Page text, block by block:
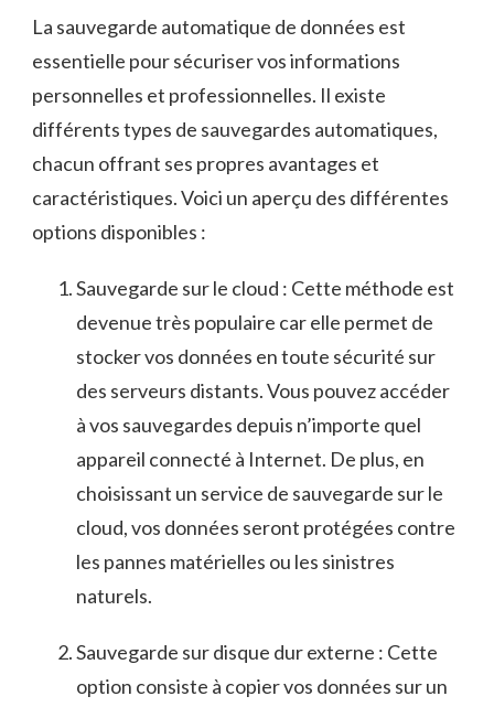
La sauvegarde⁤ automatique de données⁢ est
essentielle pour sécuriser vos informations
personnelles et professionnelles. Il ​existe
différents⁢ types de sauvegardes‌ automatiques,
chacun offrant ses propres ⁣avantages et
caractéristiques. Voici⁣ un aperçu ⁣des‍ différentes
‌options disponibles ‌:
Sauvegarde sur⁣ le cloud : Cette méthode ​est
devenue ​très populaire‍ car elle ⁣permet de
stocker vos données‍ en toute sécurité sur⁢
des serveurs distants. ​Vous ⁣pouvez accéder
à vos sauvegardes depuis⁣ n’importe ‍quel
appareil connecté à ⁢Internet. De plus, en‌
choisissant un​ service de ​sauvegarde sur le
cloud, vos données seront protégées contre
‍les pannes ⁣matérielles ou les ⁤sinistres⁣
naturels.
Sauvegarde⁢ sur disque dur externe : Cette
option consiste à copier vos⁤ données sur un